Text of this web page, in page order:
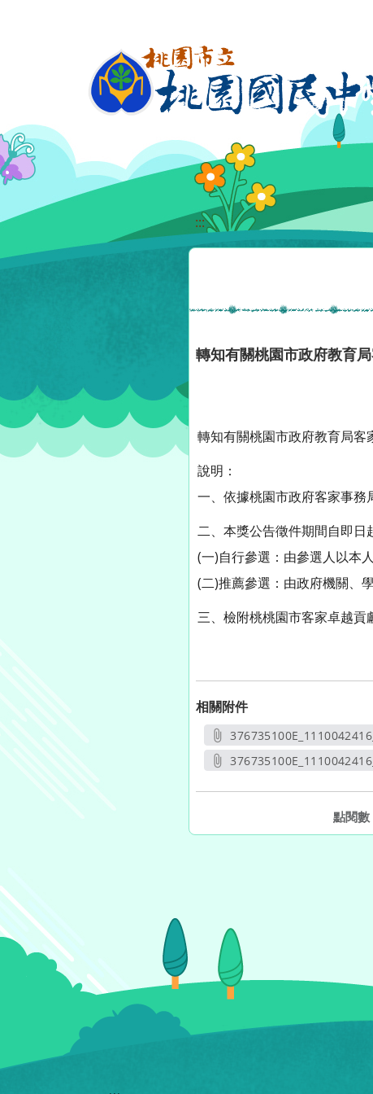
:::
轉知有關桃園市政府教育
轉知有關桃園市政府教育局客
說明：
一、依據桃園市政府客家事務
二、本獎公告徵件期間自即日
(一)自行參選：由參選人以本
(二)推薦參選：由政府機關、
三、檢附桃桃園市客家卓越貢
相關附件
另開新
點閱數